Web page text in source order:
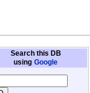
Search this DB
using Google